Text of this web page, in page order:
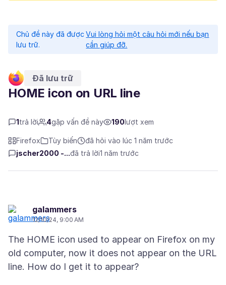
Chủ đề này đã được
lưu trữ.
Vui lòng hỏi một câu hỏi mới nếu bạn
cần giúp đỡ.
Đã lưu trữ
HOME icon on URL line
1trả lời 4gặp vấn đề này 190lượt xem
Firefox Tùy biến
đã hỏi vào lúc 1 năm trước
jscher2000 -...đã trả lời1 năm trước
galammers
12/10/24, 9:00 AM
The HOME icon used to appear on Firefox on my
old computer, now it does not appear on the URL